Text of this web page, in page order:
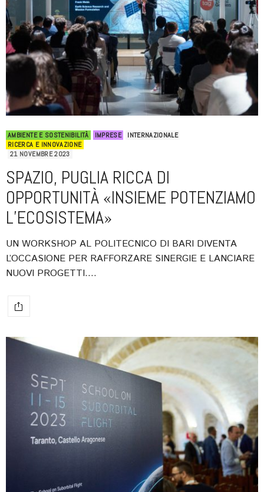
AMBIENTE E SOSTENIBILITÀ IMPRESE
INTERNAZIONALE
RICERCA E INNOVAZIONE
21 NOVEMBRE 2023
SPAZIO, PUGLIA RICCA DI
OPPORTUNITÀ «INSIEME POTENZIAMO
L’ECOSISTEMA»
UN WORKSHOP AL POLITECNICO DI BARI DIVENTA
L’OCCASIONE PER RAFFORZARE SINERGIE E LANCIARE
NUOVI PROGETTI.…